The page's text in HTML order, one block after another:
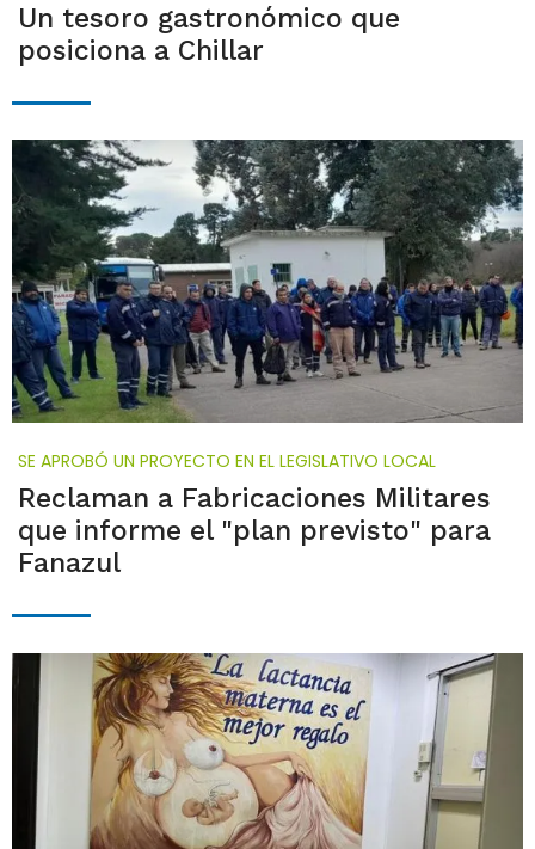
Un tesoro gastronómico que
posiciona a Chillar
SE APROBÓ UN PROYECTO EN EL LEGISLATIVO LOCAL
Reclaman a Fabricaciones Militares
que informe el "plan previsto" para
Fanazul